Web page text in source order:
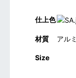
仕上色
材質 アルミ
Size